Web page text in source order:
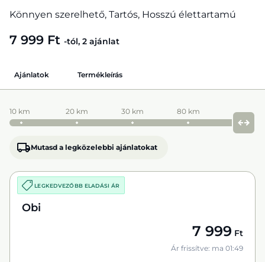
Könnyen szerelhető, Tartós, Hosszú élettartamú
7 999 Ft -tól, 2 ajánlat
Ajánlatok Termékleírás
10 km 20 km 30 km 80 km
Mutasd a legközelebbi ajánlatokat
LEGKEDVEZŐBB ELADÁSI ÁR
Obi
7 999 Ft
Ár frissítve: ma 01:49